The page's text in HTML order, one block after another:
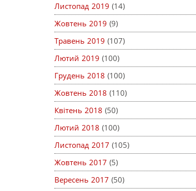
Листопад 2019 (14)
Жовтень 2019 (9)
Травень 2019 (107)
Лютий 2019 (100)
Грудень 2018 (100)
Жовтень 2018 (110)
Квітень 2018 (50)
Лютий 2018 (100)
Листопад 2017 (105)
Жовтень 2017 (5)
Вересень 2017 (50)